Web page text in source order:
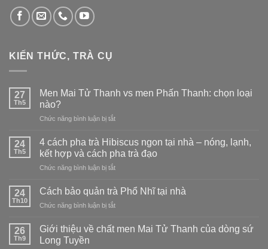
KIẾN THỨC, TRÀ CỤ
27
Th5
Men Mai Tử Thanh vs men Phấn Thanh: chọn loại
nào?
Chức năng bình luận bị tắtở
Mai
Tử
Thanh
vs
Phấn
chọn
nào?
24
Th5
4 cách pha trà Hibiscus ngon tại nhà – nóng, lạnh,
kết hợp và cách pha trà đạo
Chức năng bình luận bị tắtở
cách
trà
ngon
24
Th10
Cách bảo quản trà Phổ Nhĩ tại nhà
Chức năng bình luận bị tắtở
26
Th9
Giới thiệu về chất men Mai Tử Thanh của dòng sứ
Long Tuyền